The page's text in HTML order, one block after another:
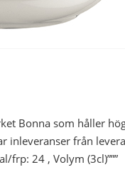
Bonna som håller
inleveranser från
frp: 24 , Volym (3cl)”””